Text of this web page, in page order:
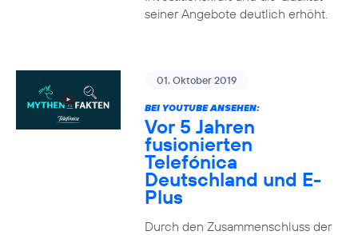
seiner Angebote deutlich erhöht.
01. Oktober 2019
BEI YOUTUBE ANSEHEN:
Vor 5 Jahren
fusionierten
Telefónica
Deutschland und E-
Plus
Durch den Zusammenschluss der